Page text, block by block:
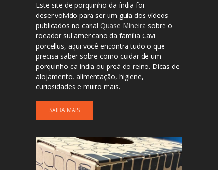
Este site de porquinho-da-índia foi
desenvolvido para ser um guia dos vídeos
publicados no canal Quase Mineira sobre o
roeador sul americano da família Cavi
porcellus, aqui você encontra tudo o que
precisa saber sobre como cuidar de um
porquinho da índia ou preá do reino. Dicas de
alojamento, alimentação, higiene,
curiosidades e muito mais.
SAIBA MAIS